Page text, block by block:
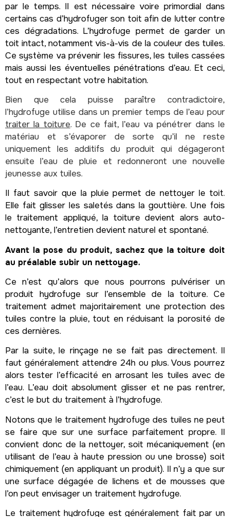
par le temps. Il est nécessaire voire primordial dans
certains cas d’hydrofuger son toit afin de lutter contre
ces dégradations. L’hydrofuge permet de garder un
toit intact, notamment vis-à-vis de la couleur des tuiles.
Ce système va prévenir les fissures, les tuiles cassées
mais aussi les éventuelles pénétrations d’eau. Et ceci,
tout en respectant votre habitation.
Bien que cela puisse paraître contradictoire,
l’hydrofuge utilise dans un premier temps de l’eau pour
traiter la toiture. De ce fait, l’eau va pénétrer dans le
matériau et s’évaporer de sorte qu’il ne reste
uniquement les additifs du produit qui dégageront
ensuite l’eau de pluie et redonneront une nouvelle
jeunesse aux tuiles.
Il faut savoir que la pluie permet de nettoyer le toit.
Elle fait glisser les saletés dans la gouttière. Une fois
le traitement appliqué, la toiture devient alors auto-
nettoyante, l’entretien devient naturel et spontané.
Avant la pose du produit, sachez que la toiture doit
au préalable subir un nettoyage.
Ce n’est qu’alors que nous pourrons pulvériser un
produit hydrofuge sur l’ensemble de la toiture. Ce
traitement admet majoritairement une protection des
tuiles contre la pluie, tout en réduisant la porosité de
ces dernières.
Par la suite, le rinçage ne se fait pas directement. Il
faut généralement attendre 24h ou plus. Vous pourrez
alors tester l’efficacité en arrosant les tuiles avec de
l’eau. L’eau doit absolument glisser et ne pas rentrer,
c’est le but du traitement à l’hydrofuge.
Notons que le traitement hydrofuge des tuiles ne peut
se faire que sur une surface parfaitement propre. Il
convient donc de la nettoyer, soit mécaniquement (en
utilisant de l’eau à haute pression ou une brosse) soit
chimiquement (en appliquant un produit). Il n’y a que sur
une surface dégagée de lichens et de mousses que
l’on peut envisager un traitement hydrofuge.
Le traitement hydrofuge est généralement fait par un